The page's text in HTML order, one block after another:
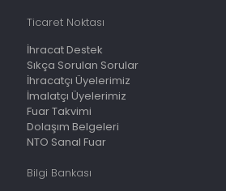
Ticaret Noktası
İhracat Destek
Sıkça Sorulan Sorular
İhracatçı Üyelerimiz
İmalatçı Üyelerimiz
Fuar Takvimi
Dolaşım Belgeleri
NTO Sanal Fuar
Bilgi Bankası